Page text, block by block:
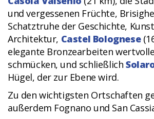
und vergessenen Früchte,
Schatztruhe der Geschichte,
Architektur, Castel Bolognese
elegante Bronzearbeiten
schmücken, und schließlich
Hügel, der zur Ebene wird.
Zu den wichtigsten Ortschaften
außerdem Fognano und San